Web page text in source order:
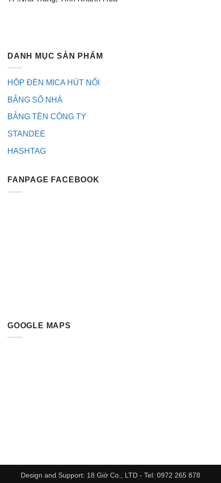
DANH MỤC SẢN PHẨM
HỘP ĐÈN MICA HÚT NỔI
BẢNG SỐ NHÀ
BẢNG TÊN CÔNG TY
STANDEE
HASHTAG
FANPAGE FACEBOOK
GOOGLE MAPS
Design and Support: 18 Giờ Co., LTD - Tel: 0972 265 878